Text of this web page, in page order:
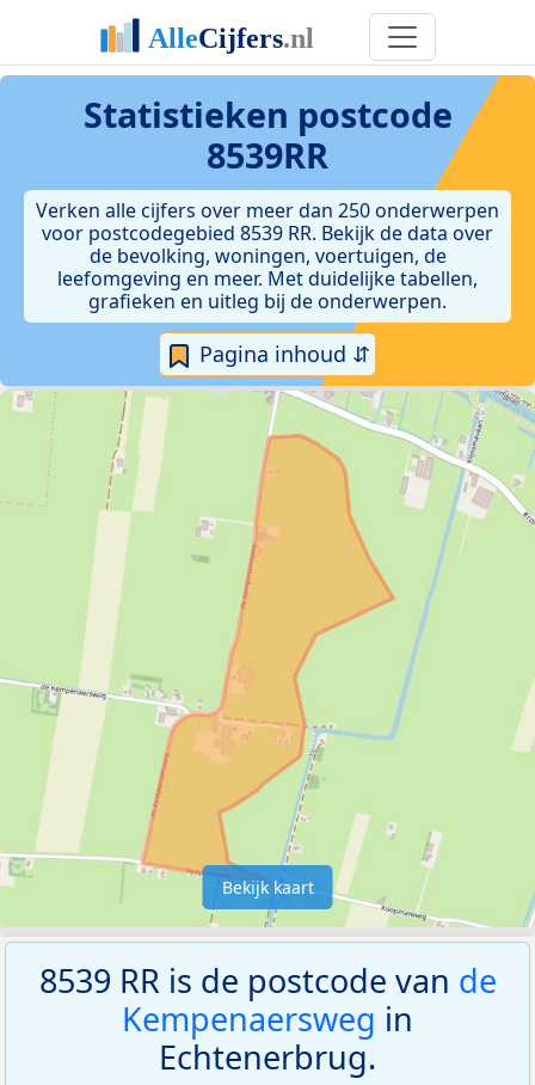
Statistieken postcode
8539RR
Verken alle cijfers over meer dan 250 onderwerpen
voor postcodegebied 8539 RR. Bekijk de data over
de bevolking, woningen, voertuigen, de
leefomgeving en meer. Met duidelijke tabellen,
grafieken en uitleg bij de onderwerpen.
Pagina inhoud ⇵
Bekijk kaart
8539 RR is de postcode van de
Kempenaersweg in
Echtenerbrug.